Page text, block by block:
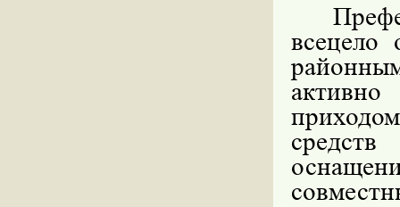
всецело